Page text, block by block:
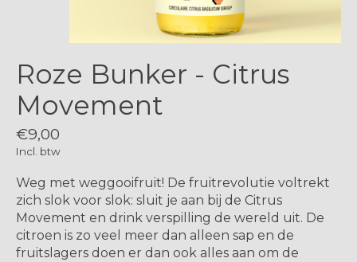
Roze Bunker - Citrus
Movement
€9,00
Incl. btw
Weg met weggooifruit! De fruitrevolutie voltrekt
zich slok voor slok: sluit je aan bij de Citrus
Movement en drink verspilling de wereld uit. De
citroen is zo veel meer dan alleen sap en de
fruitslagers doen er dan ook alles aan om de